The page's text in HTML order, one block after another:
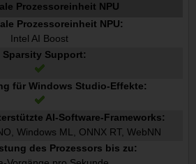
Prozessoreinheit NPU
Prozessoreinheit NPU:
Intel AI Boost
Sparsity Support:
für Windows Studio-Effekte:
AI-Software-Frameworks:
Windows ML, ONNX RT, WebNN
des Prozessors bis zu: